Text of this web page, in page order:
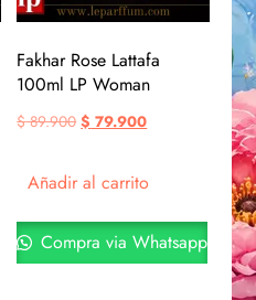
Fakhar Rose Lattafa
100ml LP Woman
$89.900 $ 79.900
Añadir al carrito
Compra via Whatsapp